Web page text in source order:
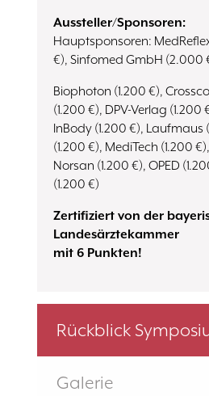
Aussteller/Sponsoren:
Hauptsponsoren:
€), Sinfomed GmbH (2.000
Biophoton (1.200 €),
(1.200 €), DPV-Verlag (1.200
InBody (1.200 €),
(1.200 €), MediTech (1.200 €),
Norsan (1.200 €), OPED
(1.200 €)
Zertifiziert von der
Landesärztekammer
mit 6 Punkten!
Rückblick
Galerie